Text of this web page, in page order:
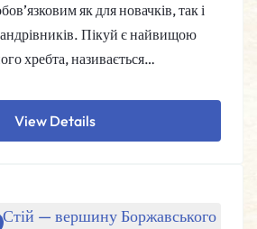
як для новачків, так і
Пікуй є найвищою
хребта, називається…
View Details